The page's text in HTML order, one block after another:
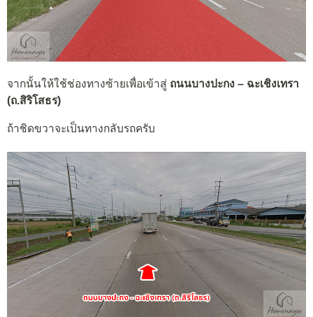
จากนั้นให้ใช้ช่องทางซ้ายเพื่อเข้าสู่ ถนนบางปะกง – ฉะเชิงเทรา
(ถ.สิริโสธร)
ถ้าชิดขวาจะเป็นทางกลับรถครับ